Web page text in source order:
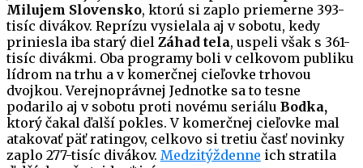
Milujem Slovensko, ktorú si zaplo priemerne 393-
tisíc divákov. Reprízu vysielala aj v sobotu, kedy
priniesla iba starý diel Záhad tela, uspeli však s 361-
tisíc divákmi. Oba programy boli v celkovom publiku
lídrom na trhu a v komerčnej cieľovke trhovou
dvojkou. Verejnoprávnej Jednotke sa to tesne
podarilo aj v sobotu proti novému seriálu Bodka,
ktorý čakal ďalší pokles. V komerčnej cieľovke mal
atakovať päť ratingov, celkovo si tretiu časť novinky
zaplo 277-tisíc divákov. Medzitýždenne ich stratila